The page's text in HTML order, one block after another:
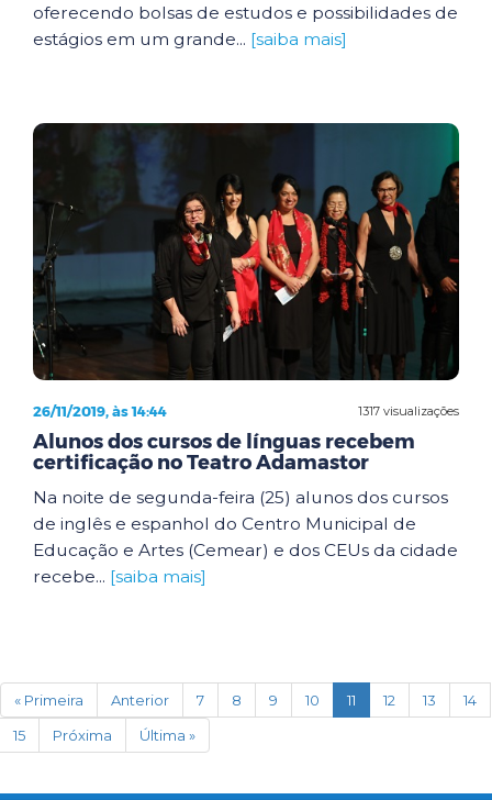
oferecendo bolsas de estudos e possibilidades de
estágios em um grande... [saiba mais]
1317 visualizações
26/11/2019, às 14:44
Alunos dos cursos de línguas recebem
certificação no Teatro Adamastor
Na noite de segunda-feira (25) alunos dos cursos
de inglês e espanhol do Centro Municipal de
Educação e Artes (Cemear) e dos CEUs da cidade
recebe... [saiba mais]
« Primeira Anterior 7 8 9 10 11 (current)
12 13
14
15
Próxima Última »